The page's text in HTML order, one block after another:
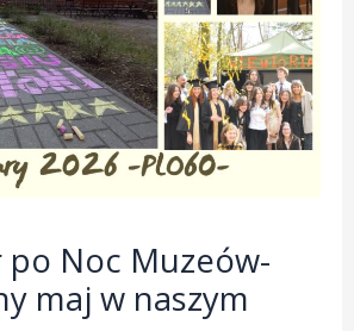
Noc Muzeów-
maj w naszym